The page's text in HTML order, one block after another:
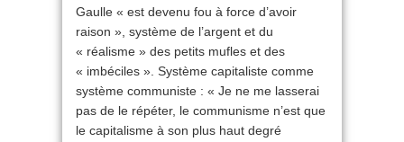
Gaulle « est devenu fou à force d’avoir
raison », système de l’argent et du
« réalisme » des petits mufles et des
« imbéciles ». Système capitaliste comme
système communiste : « Je ne me lasserai
pas de le répéter, le communisme n’est que
le capitalisme à son plus haut degré